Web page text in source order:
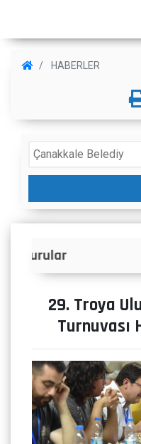
HABERLER
29. Troya
Turnuvası